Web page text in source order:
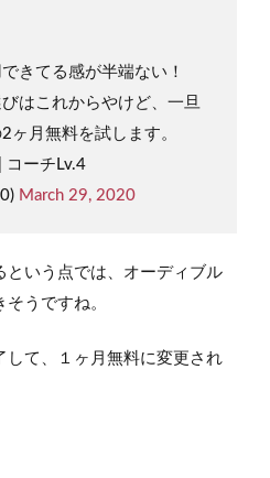
きてる感が半端ない！
はこれからやけど、一旦
ヶ月無料を試します。
コーチLv.4
March 29, 2020
という点では、オーディブル
うですね。
て、１ヶ月無料に変更され